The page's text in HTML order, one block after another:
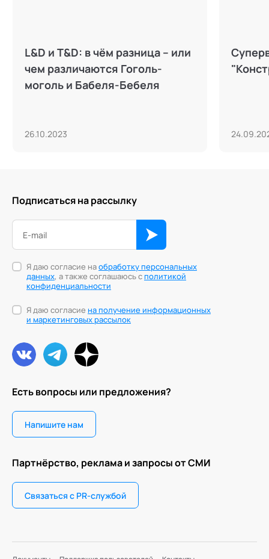
L&D и T&D: в чём разница – или
чем различаются Гоголь-
моголь и Бабеля-Бебеля
26.10.2023
Есть вопросы или предложения?
Напишите нам
Партнёрство, реклама и запросы от СМИ
Связаться с PR-службой
Подписаться на рассылку
Я даю согласие наобработку персональных
данных, а также соглашаюсь сполитикой
конфиденциальности
Я даю согласие на получение информационных
и маркетинговых рассылок